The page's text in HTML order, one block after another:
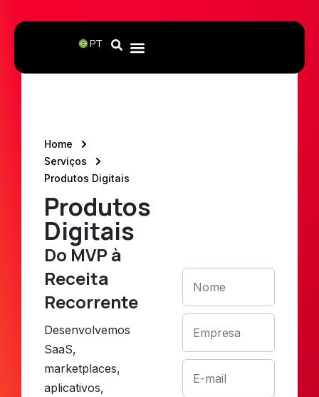
PT
Home
Serviços
Produtos Digitais
Produtos
Digitais
Do MVP à
Receita
Recorrente
Desenvolvemos
SaaS,
marketplaces,
aplicativos,